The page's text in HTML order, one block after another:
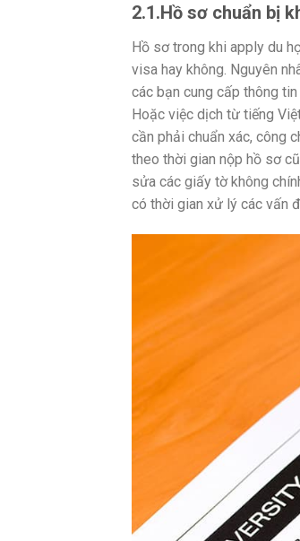
2.1.Hồ sơ chuẩn bị
Hồ sơ trong khi apply du
visa hay không. Nguyên
các bạn cung cấp thông
Hoặc việc dịch từ tiếng
cần phải chuẩn xác, công
theo thời gian nộp hồ sơ
sửa các giấy tờ không
có thời gian xử lý các vấn